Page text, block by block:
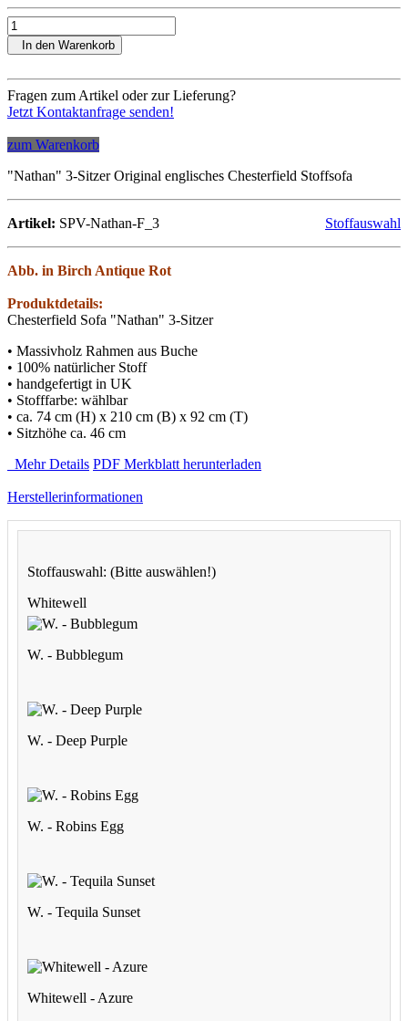
In den Warenkorb
Fragen zum Artikel oder zur Lieferung?
Jetzt Kontaktanfrage senden!
zum Warenkorb
"Nathan" 3-Sitzer Original englisches Chesterfield Stoffsofa
Artikel: SPV-Nathan-F_3 Stoffauswahl
Abb. in Birch Antique Rot
Produktdetails:
Chesterfield Sofa "Nathan" 3-Sitzer
• Massivholz Rahmen aus Buche
• 100% natürlicher Stoff
• handgefertigt in UK
• Stofffarbe: wählbar
• ca. 74 cm (H) x 210 cm (B) x 92 cm (T)
• Sitzhöhe ca. 46 cm
Mehr Details PDF Merkblatt herunterladen
Herstellerinformationen
Stoffauswahl: (Bitte auswählen!)
Whitewell
W. - Bubblegum
W. - Deep Purple
W. - Robins Egg
W. - Tequila Sunset
Whitewell - Azure